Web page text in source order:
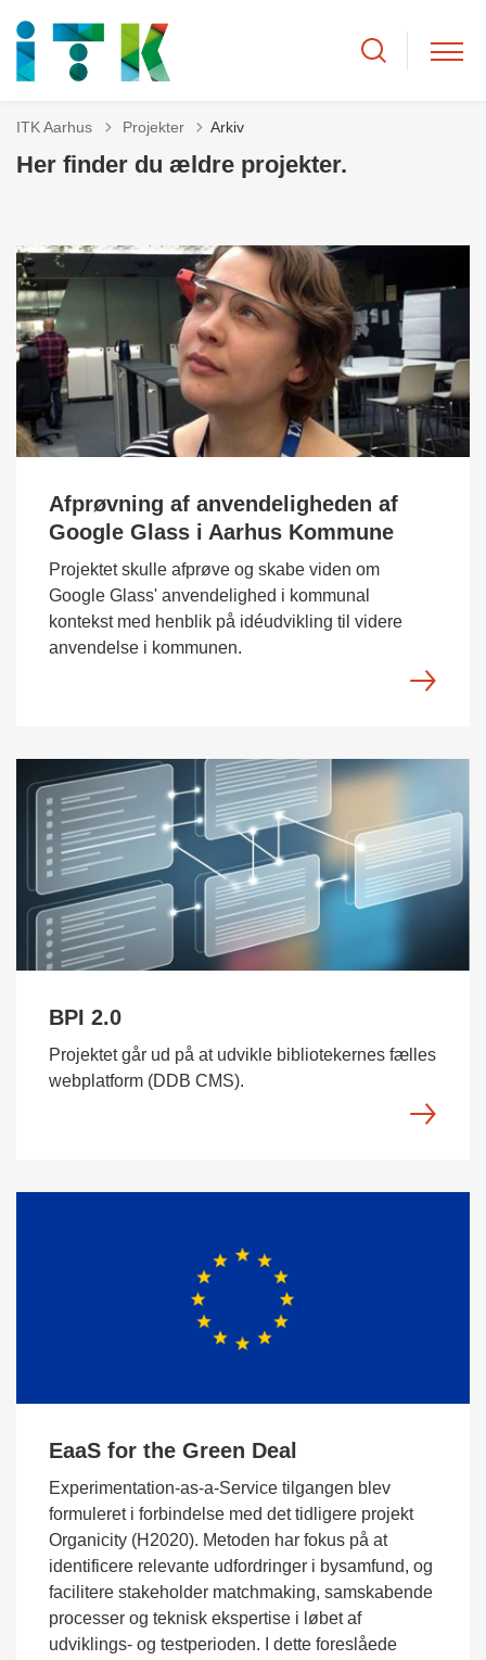
ITK Aarhus Tilbage til
Projekter Arkiv
Her finder du ældre projekter.
Afprøvning af anvendeligheden af
Google Glass i Aarhus Kommune
Projektet skulle afprøve og skabe viden om
Google Glass' anvendelighed i kommunal
kontekst med henblik på idéudvikling til videre
anvendelse i kommunen.
BPI 2.0
Projektet går ud på at udvikle bibliotekernes fælles
webplatform (DDB CMS).
EaaS for the Green Deal
Experimentation-as-a-Service tilgangen blev
formuleret i forbindelse med det tidligere projekt
Organicity (H2020). Metoden har fokus på at
identificere relevante udfordringer i bysamfund, og
facilitere stakeholder matchmaking, samskabende
processer og teknisk ekspertise i løbet af
udviklings- og testperioden. I dette foreslåede